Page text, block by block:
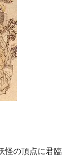
怪の頂点に君臨